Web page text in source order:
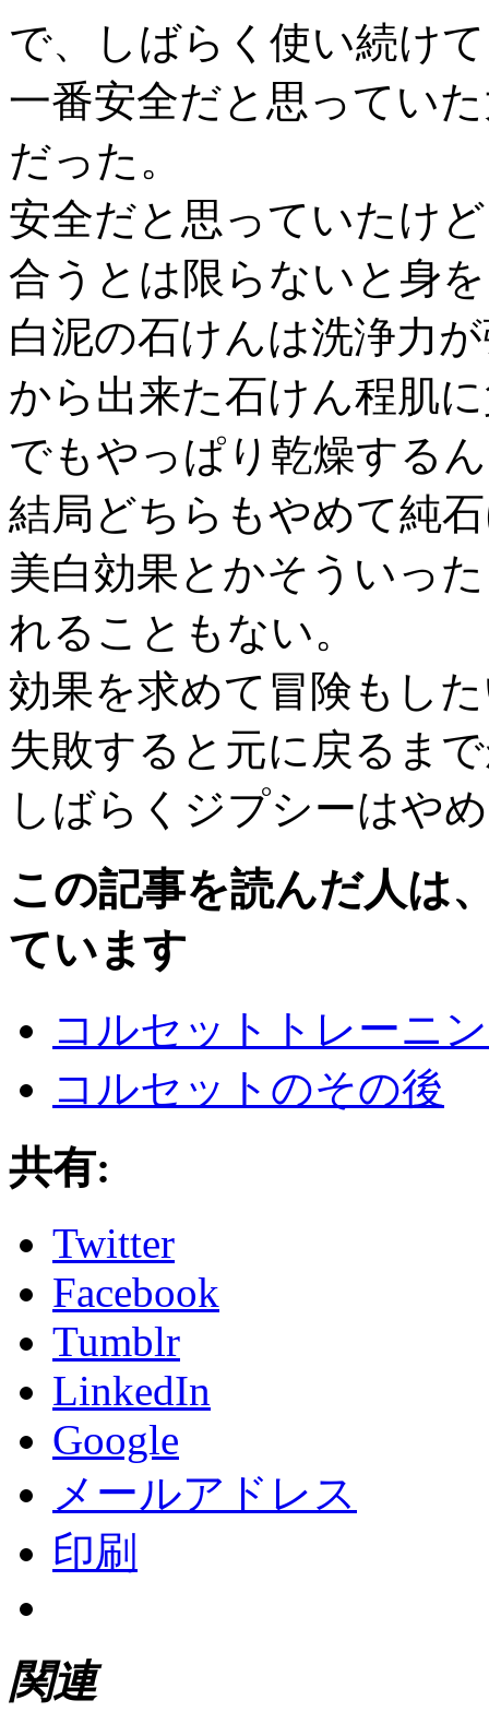
で、しばらく使い続け
一番安全だと思ってい
だった。
安全だと思っていたけ
合うとは限らないと身
白泥の石けんは洗浄力
から出来た石けん程肌
でもやっぱり乾燥する
結局どちらもやめて純
美白効果とかそういっ
れることもない。
効果を求めて冒険もし
失敗すると元に戻るま
しばらくジプシーはや
この記事を読んだ人は
ています
コルセットトレーニ
コルセットのその後
共有:
Twitter
Facebook
Tumblr
LinkedIn
Google
メールアドレス
印刷
関連